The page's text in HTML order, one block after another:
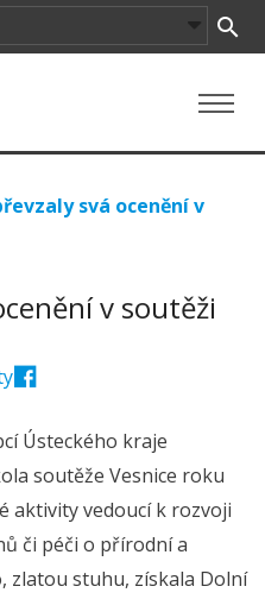
svá ocenění v
v soutěži
Ústeckého kraje
soutěže Vesnice roku
aktivity vedoucí k rozvoji
či péči o přírodní a
zlatou stuhu, získala Dolní